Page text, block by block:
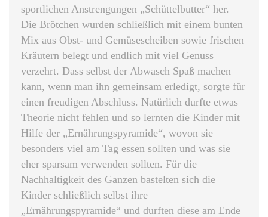
sportlichen Anstrengungen „Schüttelbutter“ her.
Die Brötchen wurden schließlich mit einem bunten
Mix aus Obst- und Gemüsescheiben sowie frischen
Kräutern belegt und endlich mit viel Genuss
verzehrt. Dass selbst der Abwasch Spaß machen
kann, wenn man ihn gemeinsam erledigt, sorgte für
einen freudigen Abschluss. Natürlich durfte etwas
Theorie nicht fehlen und so lernten die Kinder mit
Hilfe der „Ernährungspyramide“, wovon sie
besonders viel am Tag essen sollten und was sie
eher sparsam verwenden sollten. Für die
Nachhaltigkeit des Ganzen bastelten sich die
Kinder schließlich selbst ihre
„Ernährungspyramide“ und durften diese am Ende